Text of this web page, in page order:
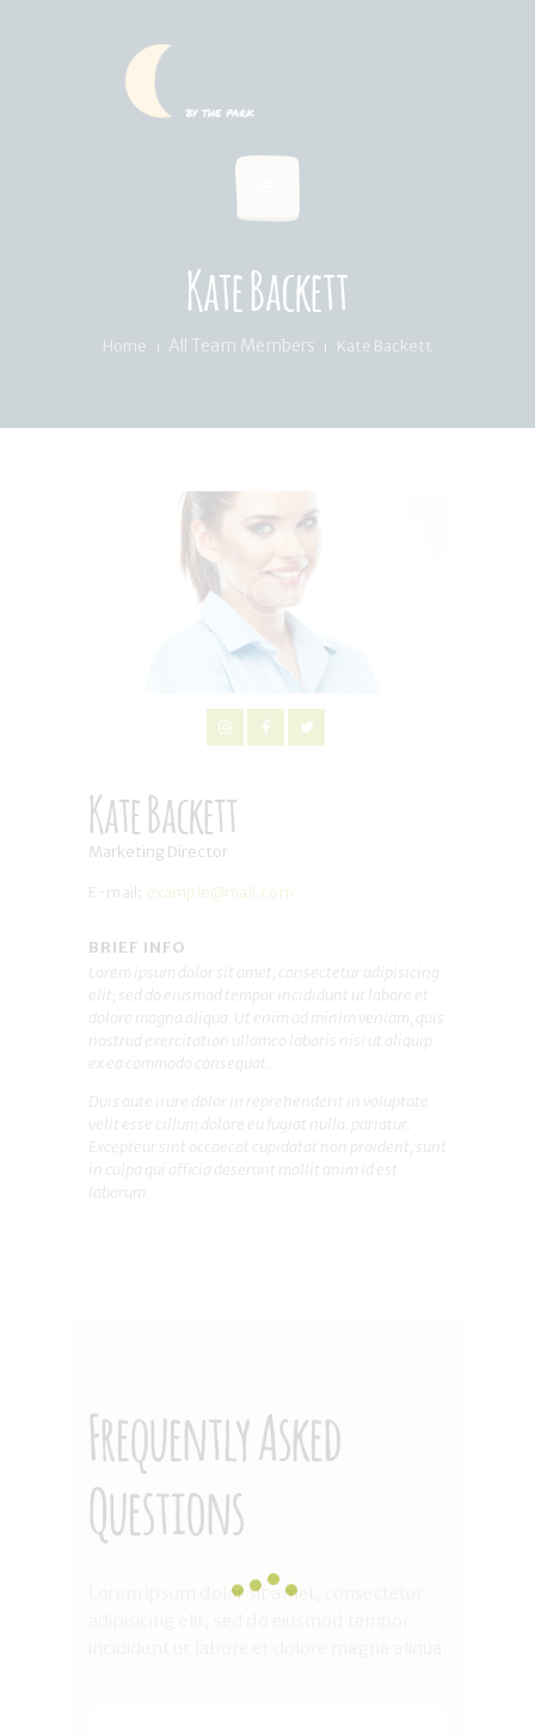
Kate Backett
Home All Team Members Kate Backett
LOCATION & PICKUP
RECIPES & BLOG
ABOUT
FAQ’S
Kate Backett
Marketing Director
E-mail: example@mail.com
BRIEF INFO
Lorem ipsum dolor sit amet, consectetur adipisicing
elit, sed do eiusmod tempor incididunt ut labore et
dolore magna aliqua. Ut enim ad minim veniam, quis
nostrud exercitation ullamco laboris nisi ut aliquip
ex ea commodo consequat.
Duis aute irure dolor in reprehenderit in voluptate
velit esse cillum dolore eu fugiat nulla. pariatur.
Excepteur sint occaecat cupidatat non proident, sunt
in culpa qui officia deserunt mollit anim id est
laborum.
Frequently Asked
Questions
Lorem ipsum dolor sit amet, consectetur